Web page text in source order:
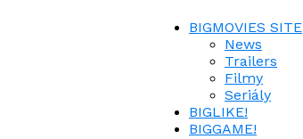
BIGMOVIES SITE
News
Trailers
Filmy
Seriály
BIGLIKE!
BIGGAME!